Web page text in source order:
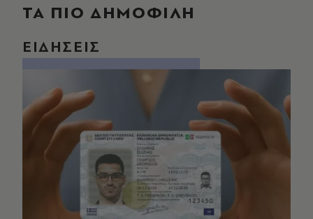
ΤΑ ΠΙΟ ΔΗΜΟΦΙΛΗ
ΕΙΔΗΣΕΙΣ